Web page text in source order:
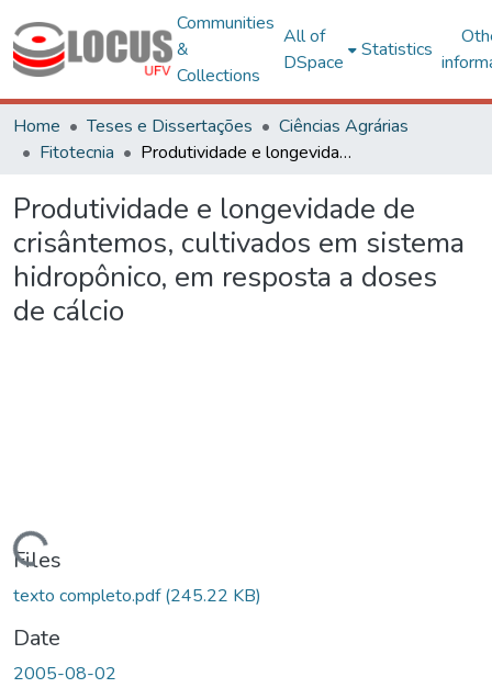
Communities
&
Collections
All of
DSpace
Statistics
Home Teses e Dissertações
Ciências Agrárias
Fitotecnia
Produtividade e longevidade de crisântemos, cultivados em sistema hidropônico, em resposta a doses de cálcio
Produtividade e longevidade de
crisântemos, cultivados em sistema
hidropônico, em resposta a doses
de cálcio
Files
texto completo.pdf(245.22 KB)
Date
2005-08-02